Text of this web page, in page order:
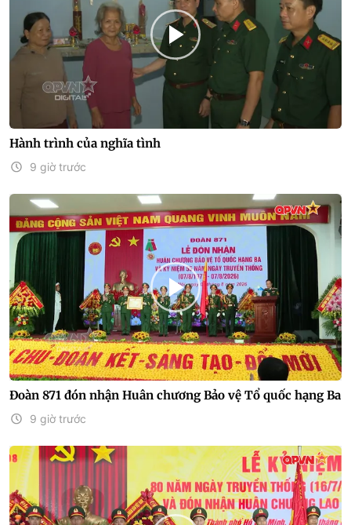
Hành trình của nghĩa tình
9 giờ trước
Đoàn 871 đón nhận Huân chương Bảo vệ Tổ quốc hạng Ba
9 giờ trước